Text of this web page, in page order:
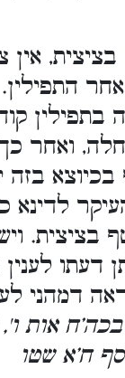
אין
בתפילין
ואחר
בזה
בציצית.
דעתו
דמהני
אות ו',
ח’א שטו